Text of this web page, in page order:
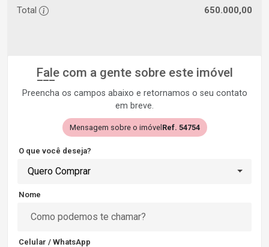
Total 650.000,00
Fale com a gente sobre este imóvel
Preencha os campos abaixo e retornamos o seu contato
em breve.
Mensagem sobre o imóvel Ref. 54754
O que você deseja?
Quero Comprar
Nome
Celular / WhatsApp